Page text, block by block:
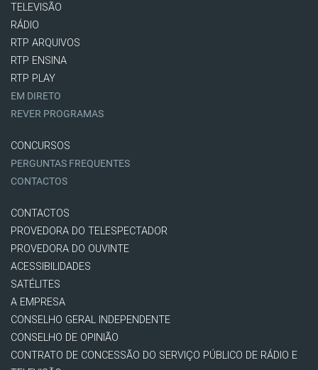
TELEVISÃO
RÁDIO
RTP ARQUIVOS
RTP ENSINA
RTP PLAY
EM DIRETO
REVER PROGRAMAS
CONCURSOS
PERGUNTAS FREQUENTES
CONTACTOS
CONTACTOS
PROVEDORA DO TELESPECTADOR
PROVEDORA DO OUVINTE
ACESSIBILIDADES
SATÉLITES
A EMPRESA
CONSELHO GERAL INDEPENDENTE
CONSELHO DE OPINIÃO
CONTRATO DE CONCESSÃO DO SERVIÇO PÚBLICO DE RÁDIO E